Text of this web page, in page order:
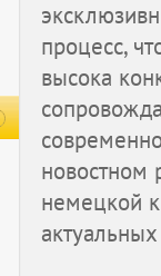
процесс,
высока
новостном
немецкой